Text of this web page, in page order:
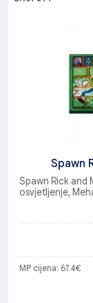
Spawn
Spawn Rick and
osvjetljenje,
MP cijena: 67.4€